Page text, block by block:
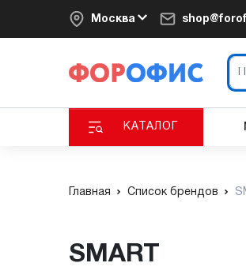
Москва
КАТАЛОГ
Главная Список брендов
SMART